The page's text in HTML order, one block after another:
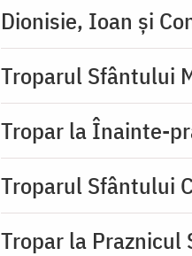
Dionisie, Ioan şi
Troparul Sfântului
Tropar la Înainte-
Troparul Sfântului
Tropar la Praznicul